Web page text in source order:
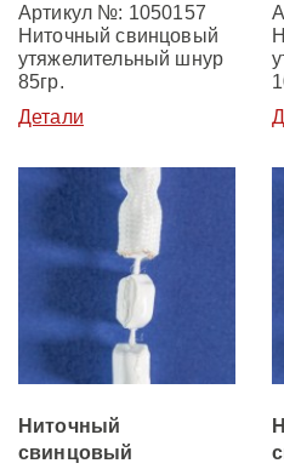
Артикул №: 1050157
Ниточный свинцовый
утяжелительный шнур
85гр.
Детали
Ниточный
свинцовый